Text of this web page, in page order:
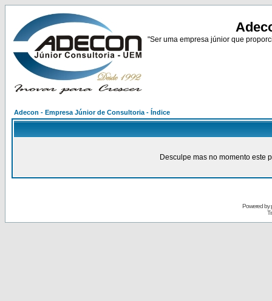
"Ser uma empresa júnior que
Adecon - Empresa Júnior de Consultoria - Índice
Desculpe mas no momento este
Powered by